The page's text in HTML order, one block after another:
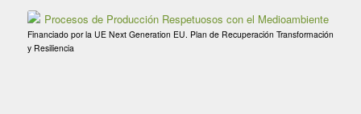
Financiado por la UE Next Generation EU. Plan de Recuperación Transformación
y Resiliencia